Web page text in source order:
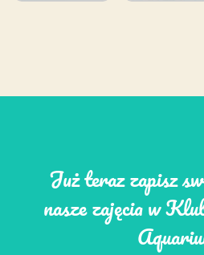
Już teraz zapisz
nasze zajęcia w